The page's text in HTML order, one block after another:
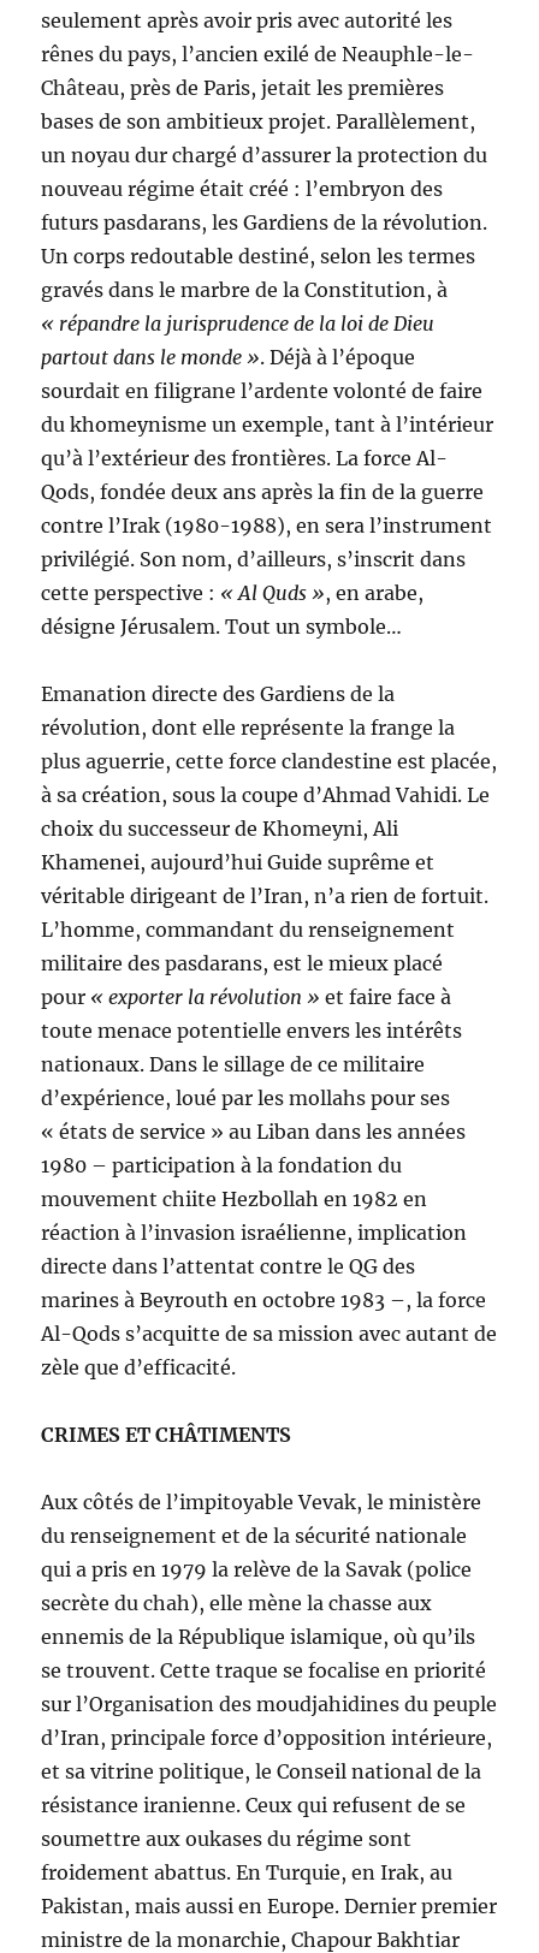
seulement après avoir pris avec autorité les
rênes du pays, l’ancien exilé de Neauphle-le-
Château, près de Paris, jetait les premières
bases de son ambitieux projet. Parallèlement,
un noyau dur chargé d’assurer la protection du
nouveau régime était créé : l’embryon des
futurs pasdarans, les Gardiens de la révolution.
Un corps redoutable destiné, selon les termes
gravés dans le marbre de la Constitution, à
« répandre la jurisprudence de la loi de Dieu
partout dans le monde ». Déjà à l’époque
sourdait en filigrane l’ardente volonté de faire
du khomeynisme un exemple, tant à l’intérieur
qu’à l’extérieur des frontières. La force Al-
Qods, fondée deux ans après la fin de la guerre
contre l’Irak (1980-1988), en sera l’instrument
privilégié. Son nom, d’ailleurs, s’inscrit dans
cette perspective : « Al Quds », en arabe,
désigne Jérusalem. Tout un symbole…
Emanation directe des Gardiens de la
révolution, dont elle représente la frange la
plus aguerrie, cette force clandestine est placée,
à sa création, sous la coupe d’Ahmad Vahidi. Le
choix du successeur de Khomeyni, Ali
Khamenei, aujourd’hui Guide suprême et
véritable dirigeant de l’Iran, n’a rien de fortuit.
L’homme, commandant du renseignement
militaire des pasdarans, est le mieux placé
pour « exporter la révolution » et faire face à
toute menace potentielle envers les intérêts
nationaux. Dans le sillage de ce militaire
d’expérience, loué par les mollahs pour ses
« états de service » au Liban dans les années
1980 – participation à la fondation du
mouvement chiite Hezbollah en 1982 en
réaction à l’invasion israélienne, implication
directe dans l’attentat contre le QG des
marines à Beyrouth en octobre 1983 –, la force
Al-Qods s’acquitte de sa mission avec autant de
zèle que d’efficacité.
CRIMES ET CHÂTIMENTS
Aux côtés de l’impitoyable Vevak, le ministère
du renseignement et de la sécurité nationale
qui a pris en 1979 la relève de la Savak (police
secrète du chah), elle mène la chasse aux
ennemis de la République islamique, où qu’ils
se trouvent. Cette traque se focalise en priorité
sur l’Organisation des moudjahidines du peuple
d’Iran, principale force d’opposition intérieure,
et sa vitrine politique, le Conseil national de la
résistance iranienne. Ceux qui refusent de se
soumettre aux oukases du régime sont
froidement abattus. En Turquie, en Irak, au
Pakistan, mais aussi en Europe. Dernier premier
ministre de la monarchie, Chapour Bakhtiar